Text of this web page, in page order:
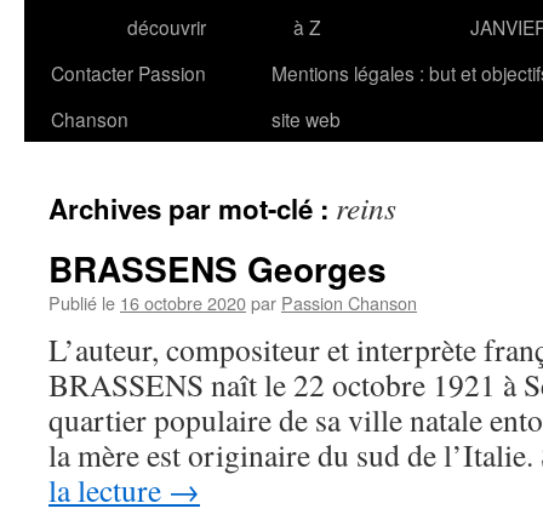
découvrir
à Z
Contacter Passion
Chanson
Mentions légales : but et
site web
Archives par mot-clé : reins
BRASSENS Georges
Publié le 16 octobre 2020par Passion Chanson
L’auteur, compositeur et interprète
BRASSENS naît le 22 octobre 1921 à
quartier populaire de sa ville natale
la mère est originaire du sud de
la lecture →